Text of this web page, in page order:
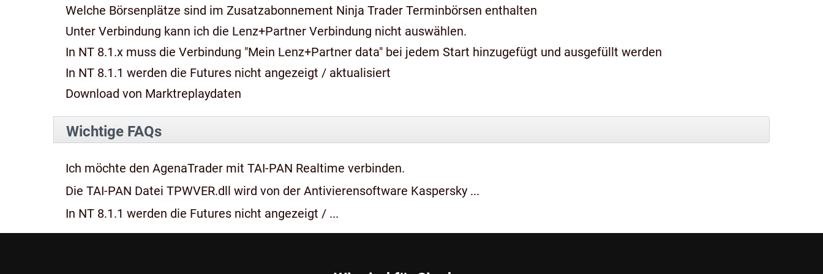
Welche Börsenplätze sind im Zusatzabonnement Ninja Trader Terminbörsen enthalten
Unter Verbindung kann ich die Lenz+Partner Verbindung nicht auswählen.
In NT 8.1.x muss die Verbindung "Mein Lenz+Partner data" bei jedem Start hinzugefügt und ausgefüllt werden
In NT 8.1.1 werden die Futures nicht angezeigt / aktualisiert
Download von Marktreplaydaten
Wichtige FAQs
Ich möchte den AgenaTrader mit TAI-PAN Realtime verbinden.
Die TAI-PAN Datei TPWVER.dll wird von der Antivierensoftware Kaspersky ...
In NT 8.1.1 werden die Futures nicht angezeigt / ...